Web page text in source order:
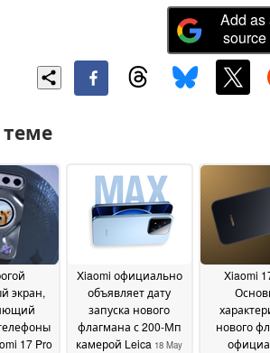
Add as
экран,
17 Pro
Xiaomi официально
объявляет дату
запуска нового
флагмана с 200-Мп
камерой Leica 18 May
Xiaomi
нового